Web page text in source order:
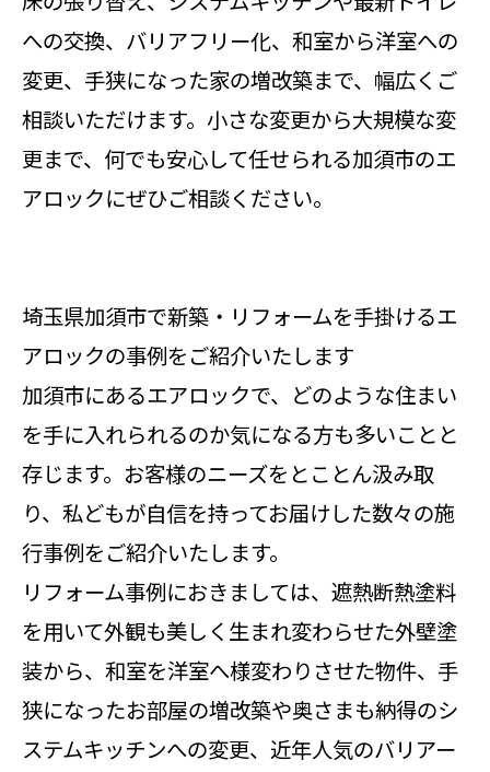
への交換、バリアフリー化、和室から洋室への
変更、手狭になった家の増改築まで、幅広くご
相談いただけます。小さな変更から大規模な変
更まで、何でも安心して任せられる加須市のエ
アロックにぜひご相談ください。
埼玉県加須市で新築・リフォームを手掛けるエ
アロックの事例をご紹介いたします
加須市にあるエアロックで、どのような住まい
を手に入れられるのか気になる方も多いことと
存じます。お客様のニーズをとことん汲み取
り、私どもが自信を持ってお届けした数々の施
行事例をご紹介いたします。
リフォーム事例におきましては、遮熱断熱塗料
を用いて外観も美しく生まれ変わらせた外壁塗
装から、和室を洋室へ様変わりさせた物件、手
狭になったお部屋の増改築や奥さまも納得のシ
ステムキッチンへの変更、近年人気のバリアー